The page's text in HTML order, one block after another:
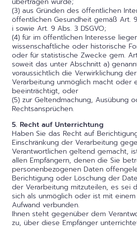
(3) aus Gründen des öffentlichen
öffentlichen Gesundheit gemäß Art.
i sowie Art. 9 Abs. 3 DSGVO;
(4) für im öffentlichen Interesse
wissenschaftliche oder historische
oder für statistische Zwecke gem.
soweit das unter Abschnitt a)
voraussichtlich die Verwirklichung
Verarbeitung unmöglich macht oder
beeinträchtigt, oder
(5) zur Geltendmachung, Ausübung
Rechtsansprüchen.
5. Recht auf Unterrichtung
Haben Sie das Recht auf
Einschränkung der Verarbeitung
Verantwortlichen geltend gemacht,
allen Empfängern, denen die Sie
personenbezogenen Daten
Berichtigung oder Löschung der
der Verarbeitung mitzuteilen, es sei
sich als unmöglich oder ist mit
Aufwand verbunden.
Ihnen steht gegenüber dem
zu, über diese Empfänger